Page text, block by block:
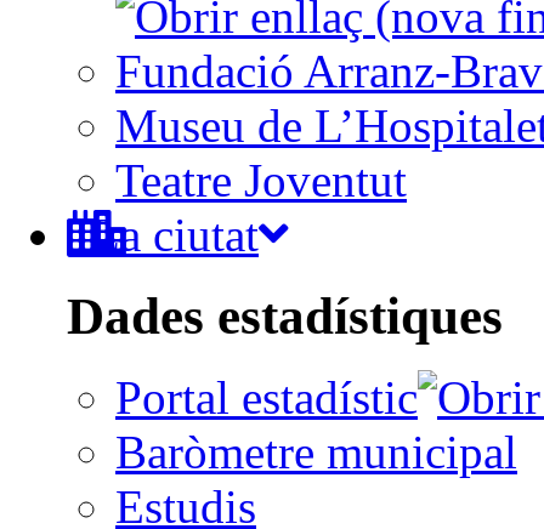
Fundació Arranz-
Museu de
Teatre Joventut
La ciutat
Dades estadístiques
Portal estadístic
Baròmetre municipal
Estudis